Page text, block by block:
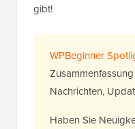
gibt!
WPBeginner
Nachrichten,
Haben Sie